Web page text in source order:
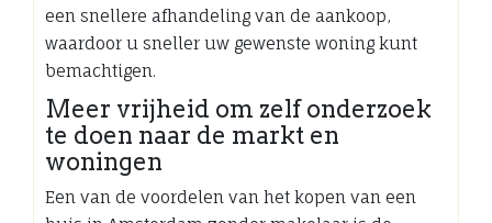
een snellere afhandeling van de aankoop,
waardoor u sneller uw gewenste woning kunt
bemachtigen.
Meer vrijheid om zelf onderzoek
te doen naar de markt en
woningen
Een van de voordelen van het kopen van een